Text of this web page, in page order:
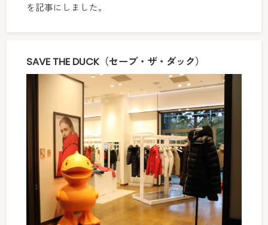
を記事にしました。
SAVE THE DUCK（セーブ・ザ・ダック）